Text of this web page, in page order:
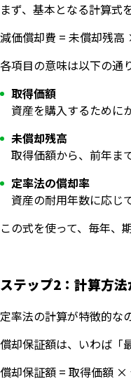
まず、基本となる計算式
減価償却費 = 未償却残
各項目の意味は以下の通
取得価額
資産を購入するために
未償却残高
取得価額から、前年ま
定率法の償却率
資産の耐用年数に応じ
この式を使って、毎年、
ステップ2：計算方法
定率法の計算が特徴的な
償却保証額は、いわば「
償却保証額 = 取得価額 ×